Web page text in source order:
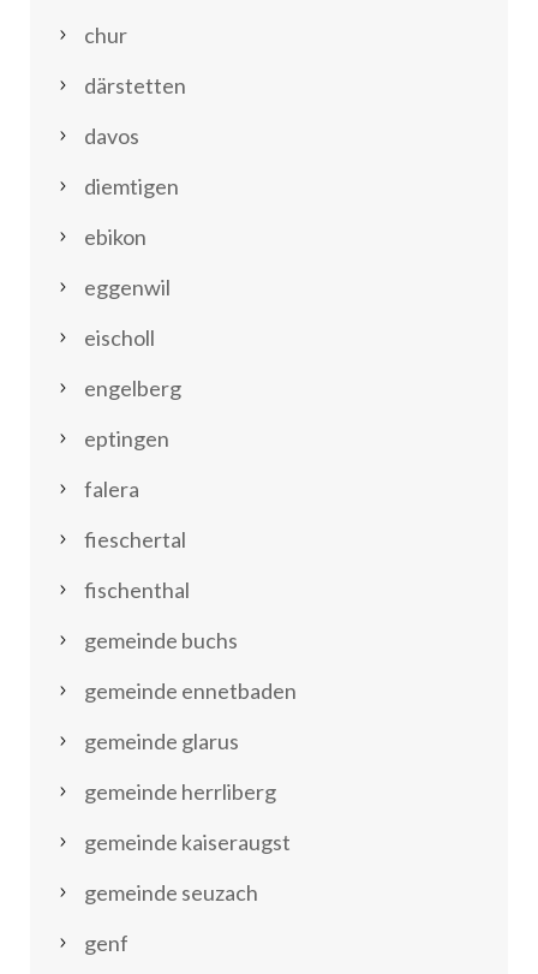
chur
därstetten
davos
diemtigen
ebikon
eggenwil
eischoll
engelberg
eptingen
falera
fieschertal
fischenthal
gemeinde buchs
gemeinde ennetbaden
gemeinde glarus
gemeinde herrliberg
gemeinde kaiseraugst
gemeinde seuzach
genf